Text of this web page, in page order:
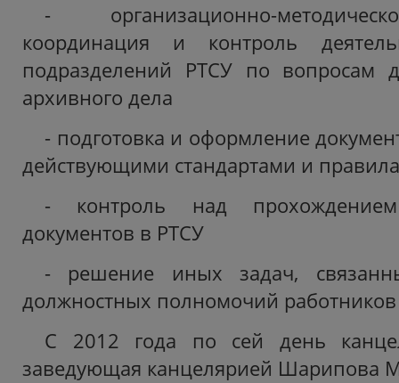
- организационно-
координация и контроль
подразделений РТСУ по вопросам
архивного дела
- подготовка и оформление
действующими стандартами и
- контроль над
документов в РТСУ
- решение иных задач,
должностных полномочий
С 2012 года по сей день
заведующая канцелярией Шарипова